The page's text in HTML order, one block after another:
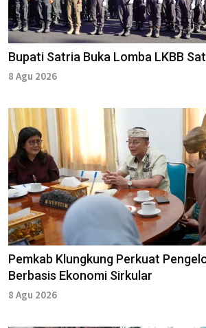
Bupati Satria Buka Lomba LKBB
8 Agu 2026
Pemkab Klungkung Perkuat
Berbasis Ekonomi Sirkular
8 Agu 2026